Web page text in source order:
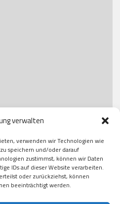
verwalten
verwenden wir Technologien wie
speichern und/oder darauf
zustimmst, können wir Daten
IDs auf dieser Website verarbeiten.
oder zurückziehst, können
beeinträchtigt werden.